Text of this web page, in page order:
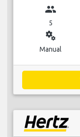
group
5
miscellaneous_services
Manual